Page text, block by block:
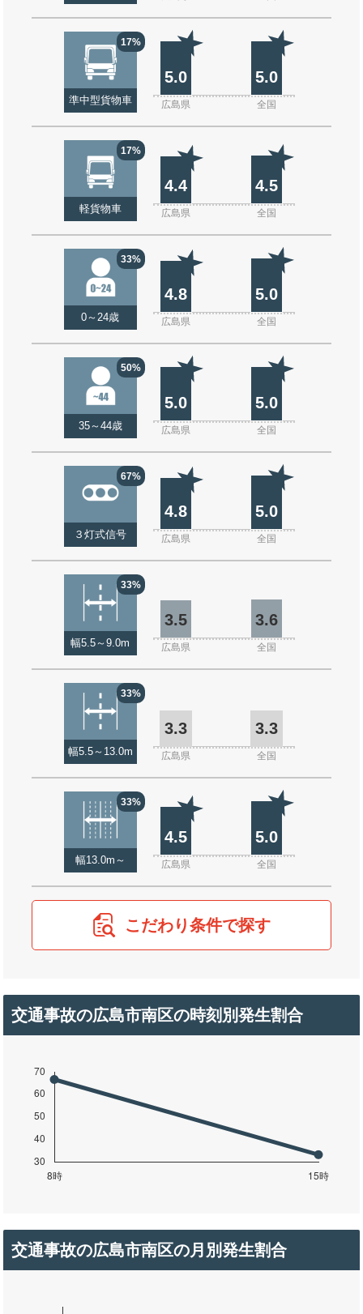
17%
準中型貨物車
5.0 5.0
広島県 全国
17%
軽貨物車
4.4 4.5
広島県 全国
33%
0～24歳
4.8 5.0
広島県 全国
50%
35～44歳
5.0 5.0
広島県 全国
67%
３灯式信号
4.8 5.0
広島県 全国
33%
幅5.5～9.0m
3.5 3.6
広島県 全国
33%
幅5.5～13.0m
3.3 3.3
広島県 全国
33%
幅13.0m～
4.5 5.0
広島県 全国
こだわり条件で探す
交通事故の広島市南区の時刻別発生割合
交通事故の広島市南区の月別発生割合